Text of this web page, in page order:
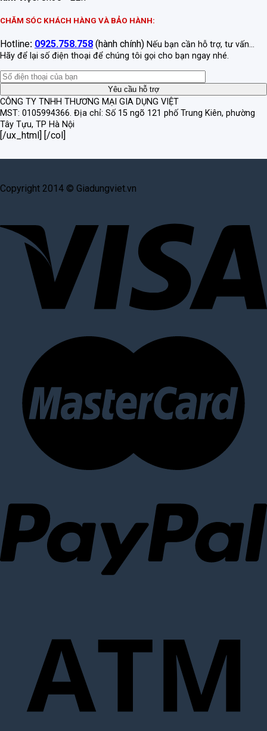
CHĂM SÓC KHÁCH HÀNG VÀ BẢO HÀNH:
Hotline: 0925.758.758 (hành chính) Nếu bạn cần hỗ trợ, tư vấn...
Hãy để lại số điện thoại để chúng tôi gọi cho bạn ngay nhé.
CÔNG TY TNHH THƯƠNG MẠI GIA DỤNG VIỆT
MST: 0105994366. Địa chỉ: Số 15 ngõ 121 phố Trung Kiên, phường
Tây Tựu, TP Hà Nội
[/ux_html] [/col]
Copyright 2014 © Giadungviet.vn